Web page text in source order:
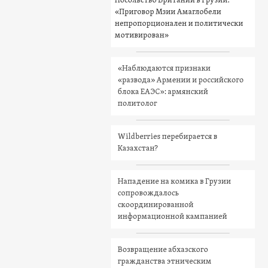
«Приговор Мзии Амаглобели
непропорционален и политически
мотивирован»
«Наблюдаются признаки
«развода» Армении и российского
блока ЕАЭС»: армянский
политолог
Wildberries перебирается в
Казахстан?
Нападение на комика в Грузии
сопровождалось
скоординированной
информационной кампанией
Возвращение абхазского
гражданства этническим